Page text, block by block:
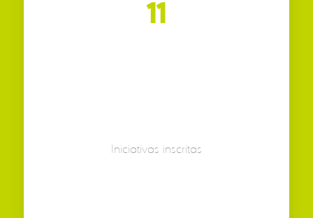
11
Iniciativas inscritas